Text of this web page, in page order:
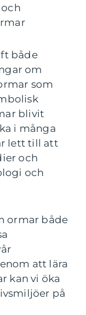
både
om
som
blivit
i många
lett till att
och
och
ormar både
att lära
kan vi öka
på